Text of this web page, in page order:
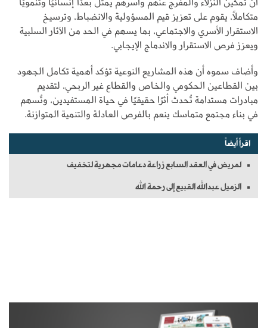
متكاملًا، يقوم على تعزيز قيم المسؤولية والانضباط، وترسيخ
الاستقرار الأسري والاجتماعي، بما يسهم في الحد من الآثار السلبية
ويعزز فرص الاستقرار والاندماج الإيجابي.
وأضاف سموه أن هذه المشاريع النوعية تؤكد أهمية تكامل الجهود
بين القطاعين الحكومي والخاص والقطاع غير الربحي، لتقديم
مبادرات مستدامة تُحدث أثرًا حقيقيًا في حياة المستفيدين، وتُسهم
في بناء مجتمع متماسك ينعم بالفرص العادلة والتنمية المتوازنة.
اقرأ أيضاً
لمريض في العقد السابع زراعة دعامات مجهرية لتخفيف
الزميل عبدالله القبيع إلى رحمة الله